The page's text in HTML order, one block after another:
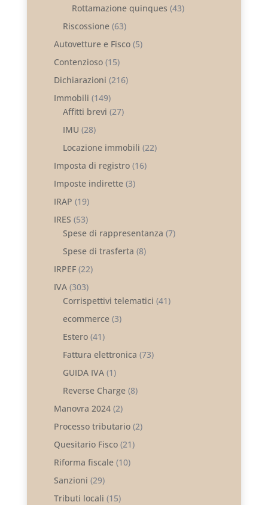
Rottamazione quinques (43)
Riscossione(63)
Autovetture e Fisco(5)
Contenzioso(15)
Dichiarazioni (216)
Immobili (149)
Affitti brevi (27)
IMU (28)
Locazione immobili (22)
Imposta di registro(16)
Imposte indirette(3)
IRAP (19)
IRES (53)
Spese di rappresentanza (7)
Spese di trasferta (8)
IRPEF(22)
IVA(303)
Corrispettivi telematici (41)
ecommerce(3)
Estero(41)
Fattura elettronica (73)
GUIDA IVA(1)
Reverse Charge(8)
Manovra 2024(2)
Processo tributario(2)
Quesitario Fisco(21)
Riforma fiscale(10)
Sanzioni (29)
Tributi locali (15)